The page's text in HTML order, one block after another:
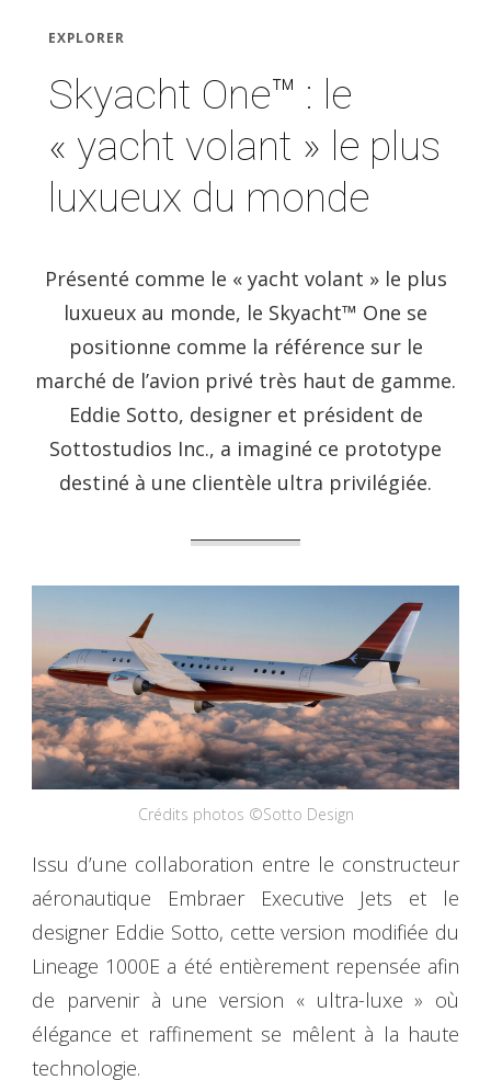
EXPLORER
Skyacht One™ : le
« yacht volant » le plus
luxueux du monde
Présenté comme le « yacht volant » le plus
luxueux au monde, le Skyacht™ One se
positionne comme la référence sur le
marché de l’avion privé très haut de gamme.
Eddie Sotto, designer et président de
Sottostudios Inc., a imaginé ce prototype
destiné à une clientèle ultra privilégiée.
Crédits photos ©Sotto Design
Issu d’une collaboration entre le constructeur
aéronautique Embraer Executive Jets et le
designer Eddie Sotto, cette version modifiée du
Lineage 1000E a été entièrement repensée afin
de parvenir à une version « ultra-luxe » où
élégance et raffinement se mêlent à la haute
technologie.